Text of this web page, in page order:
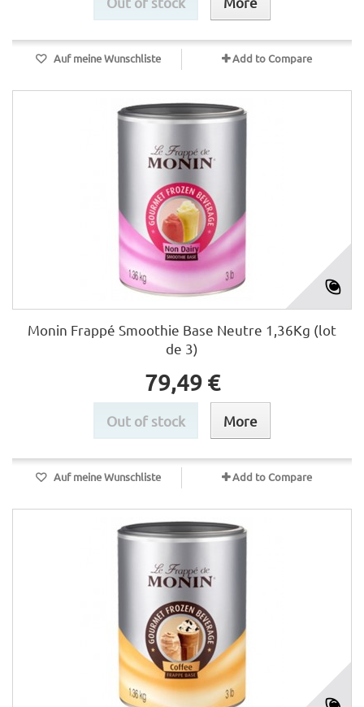
Auf meine Wunschliste Add to Compare
Monin Frappé Smoothie Base Neutre 1,36Kg (lot
de 3)
79,49 €
Out of stock More
Auf meine Wunschliste Add to Compare